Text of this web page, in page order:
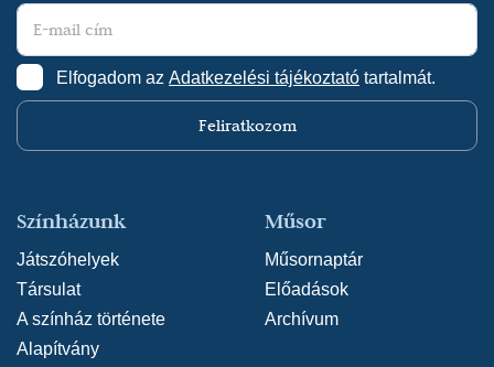
Elfogadom az Adatkezelési tájékoztató tartalmát.
Feliratkozom
Színházunk
Játszóhelyek
Társulat
A színház története
Alapítvány
Műsor
Műsornaptár
Előadások
Archívum